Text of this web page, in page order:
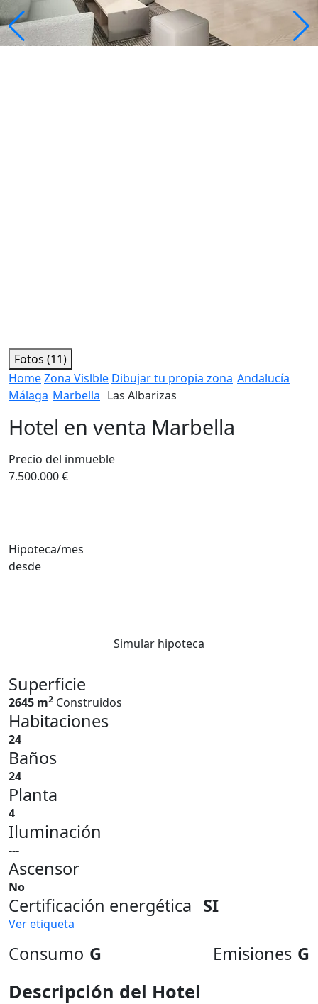
Fotos (11)
HomeZona Vislble Dibujar tu propia zona Andalucía
Málaga Marbella Las Albarizas
Hotel en venta Marbella
Precio del inmueble
7.500.000 €
Hipoteca/mes
desde
Simular hipoteca
Superficie
2645 m2 Construidos
Habitaciones
24
Baños
24
Planta
4
Iluminación
---
Ascensor
No
Certificación energética SI
Ver etiqueta
Consumo G Emisiones G
Descripción del Hotel